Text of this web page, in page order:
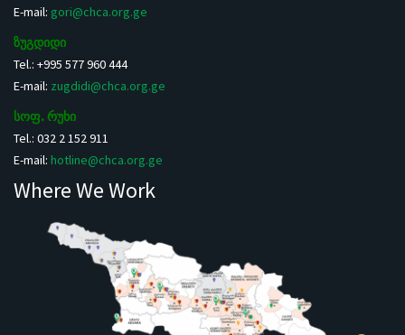
E-mail: gori@chca.org.ge
ზუგდიდი
Tel.: +995 577 960 444
E-mail: zugdidi@chca.org.ge
სოფ. რუხი
Tel.: 032 2 152 911
E-mail: hotline@chca.org.ge
Where We Work